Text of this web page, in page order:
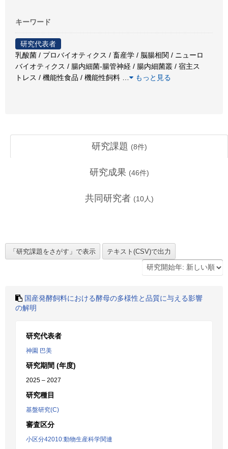
キーワード
研究代表者
乳酸菌 / プロバイオティクス / 畜産学 / 脳腸相関 / ニューロ
バイオティクス / 腸内細菌-腸管神経 / 腸内細菌叢 / 宿主ス
トレス / 機能性食品 / 機能性飼料
もっと見る
研究課題 (8件)
研究成果 (46件)
共同研究者 (10人)
国産発酵飼料における酵母の多様性と品質に与える影響
の解明
研究代表者
神園 巴美
研究期間 (年度)
2025 – 2027
研究種目
基盤研究(C)
審査区分
小区分42010:動物生産科学関連